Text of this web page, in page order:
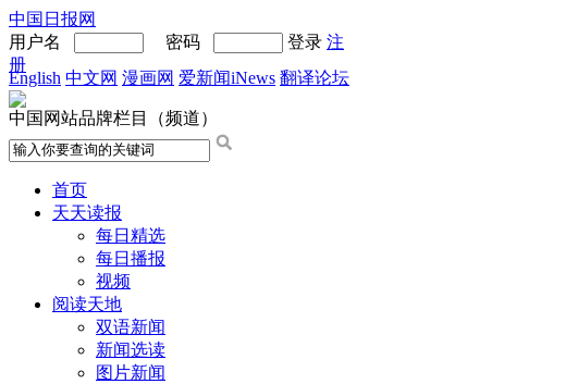
中国日报网
用户名
密码 登录 注
册
English 中文网 漫画网 爱新闻iNews 翻译论坛
中国网站品牌栏目（频道）
首页
天天读报
每日精选
每日播报
视频
阅读天地
双语新闻
新闻选读
图片新闻